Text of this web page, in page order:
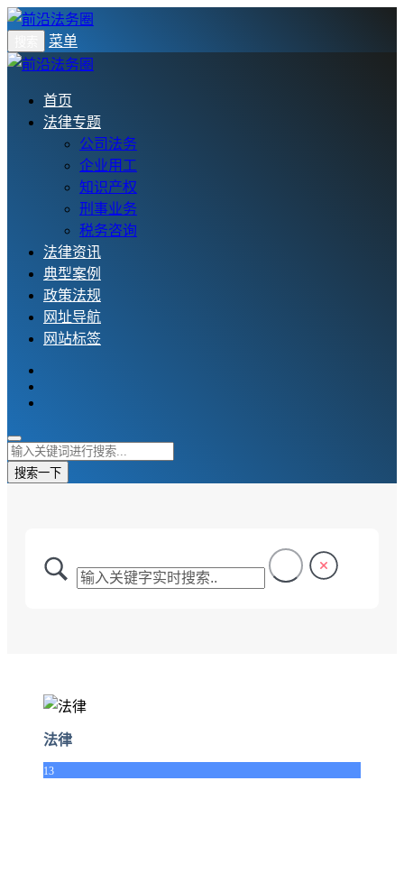
菜单
首页
法律专题
公司法务
企业用工
知识产权
刑事业务
税务咨询
法律资讯
典型案例
政策法规
网址导航
网站标签
搜索一下
法律
13